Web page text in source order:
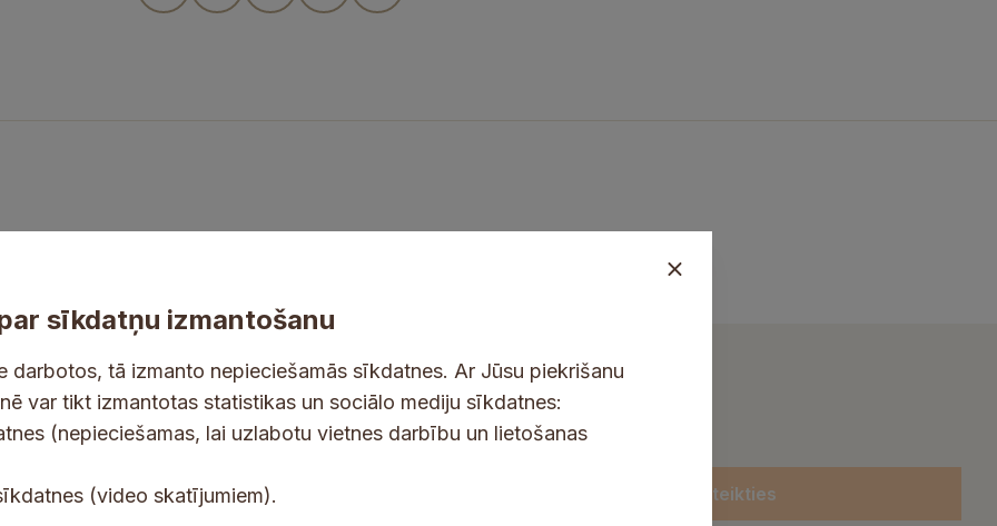
jaunumus savā e-pastā
-
Pieteikties
sīkdatņu izmantošanu
darbotos, tā izmanto nepieciešamās sīkdatnes. Ar Jūsu piekrišanu
var tikt izmantotas statistikas un sociālo mediju sīkdatnes:
(nepieciešamas, lai uzlabotu vietnes darbību un lietošanas
(video skatījumiem).